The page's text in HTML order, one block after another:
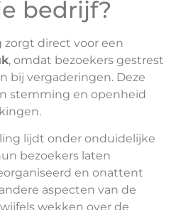
bedrijf?
direct voor een
, omdat bezoekers gestrest
bij vergaderingen. Deze
stemming en openheid
lijdt onder onduidelijke
bezoekers laten
en onattent
aspecten van de
wekken over de